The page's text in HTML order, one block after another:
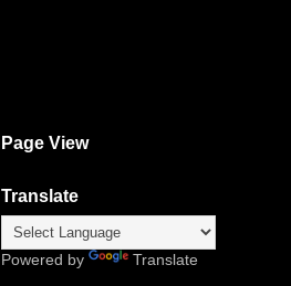
Page View
Translate
Powered by Translate